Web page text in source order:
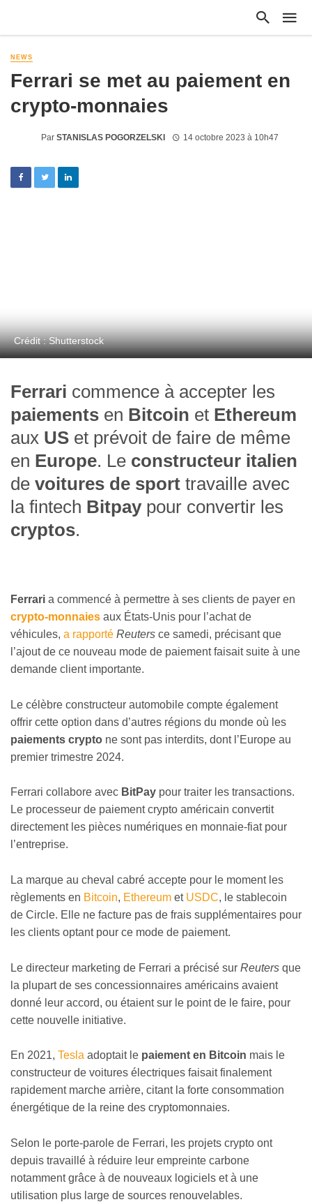
NEWS
Ferrari se met au paiement en
crypto-monnaies
Par STANISLAS POGORZELSKI 14 octobre 2023 à 10h47
Crédit : Shutterstock
Ferrari commence à accepter les
paiements en Bitcoin et Ethereum
aux US et prévoit de faire de même
en Europe. Le constructeur italien
de voitures de sport travaille avec
la fintech Bitpaypour convertir les
cryptos.
Ferrari a commencé à permettre à ses clients de payer en
crypto-monnaies aux États-Unis pour l’achat de
véhicules, a rapporté Reuters ce samedi, précisant que
l’ajout de ce nouveau mode de paiement faisait suite à une
demande client importante.
Le célèbre constructeur automobile compte également
offrir cette option dans d’autres régions du monde où les
paiements crypto ne sont pas interdits, dont l’Europe au
premier trimestre 2024.
Ferrari collabore avec BitPay pour traiter les transactions.
Le processeur de paiement crypto américain convertit
directement les pièces numériques en monnaie-fiat pour
l’entreprise.
La marque au cheval cabré accepte pour le moment les
règlements en Bitcoin, Ethereum et USDC, le stablecoin
de Circle. Elle ne facture pas de frais supplémentaires pour
les clients optant pour ce mode de paiement.
Le directeur marketing de Ferrari a précisé sur Reuters que
la plupart de ses concessionnaires américains avaient
donné leur accord, ou étaient sur le point de le faire, pour
cette nouvelle initiative.
En 2021, Tesla adoptait le paiement en Bitcoin mais le
constructeur de voitures électriques faisait finalement
rapidement marche arrière, citant la forte consommation
énergétique de la reine des cryptomonnaies.
Selon le porte-parole de Ferrari, les projets crypto ont
depuis travaillé à réduire leur empreinte carbone
notamment grâce à de nouveaux logiciels et à une
utilisation plus large de sources renouvelables.